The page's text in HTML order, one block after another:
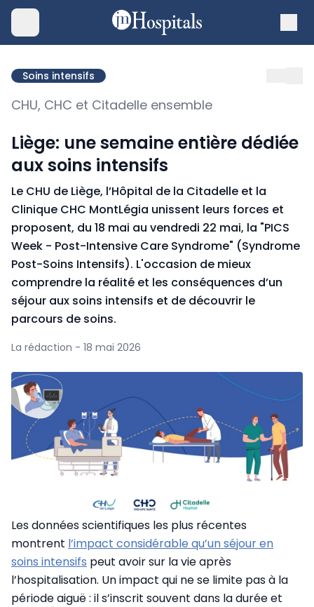
Soins intensifs
CHU, CHC et Citadelle ensemble
Liège: une semaine entière dédiée
aux soins intensifs
Le CHU de Liège, l’Hôpital de la Citadelle et la
Clinique CHC MontLégia unissent leurs forces et
proposent, du 18 mai au vendredi 22 mai, la "PICS
Week - Post-Intensive Care Syndrome" (Syndrome
Post-Soins Intensifs). L'occasion de mieux
comprendre la réalité et les conséquences d’un
séjour aux soins intensifs et de découvrir le
parcours de soins.
La rédaction - 18 mai 2026
Les données scientifiques les plus récentes
montrent l’impact considérable qu’un séjour en
soins intensifs peut avoir sur la vie après
l’hospitalisation. Un impact qui ne se limite pas à la
période aiguë : il s’inscrit souvent dans la durée et